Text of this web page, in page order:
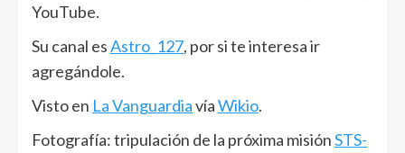
YouTube.
Su canal esAstro_127, por si te interesa ir
agregándole.
Visto en La VanguardiavíaWikio.
Fotografía: tripulación de la próxima misiónSTS-